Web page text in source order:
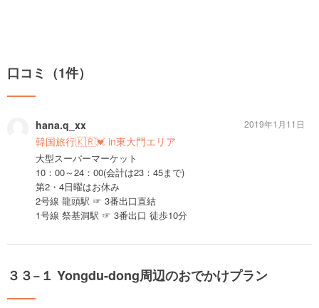
口コミ（1件）
hana.q_xx
韓国旅行🇰🇷💓 in東大門エリア
大型スーパーマーケット
10：00～24：00(会計は23：45まで)
第2・4日曜はお休み
2号線 龍頭駅 ☞ 3番出口直結
1号線 祭基洞駅 ☞ 3番出口 徒歩10分
2019年1月11日
３３−１ Yongdu-dong周辺のおでかけプラン